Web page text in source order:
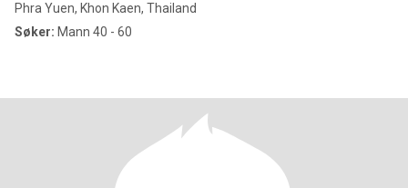
Phra Yuen, Khon Kaen, Thailand
Søker: Mann 40 - 60